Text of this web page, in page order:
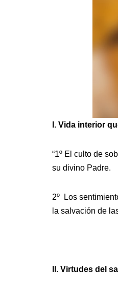
I. Vida interior
“1º El culto de
su divino Padre.
2º Los
la salvación de
II. Virtudes del